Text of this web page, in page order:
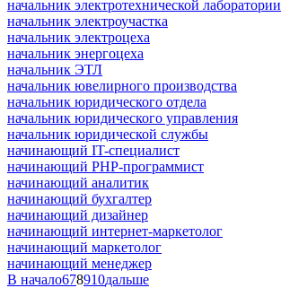
начальник электротехнической лаборатории
начальник электроучастка
начальник электроцеха
начальник энергоцеха
начальник ЭТЛ
начальник ювелирного производства
начальник юридического отдела
начальник юридического управления
начальник юридической службы
начинающий IT-специалист
начинающий PHP-программист
начинающий аналитик
начинающий бухгалтер
начинающий дизайнер
начинающий интернет-маркетолог
начинающий маркетолог
начинающий менеджер
В начало678910дальше